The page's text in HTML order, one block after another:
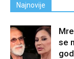
Najnovije
se